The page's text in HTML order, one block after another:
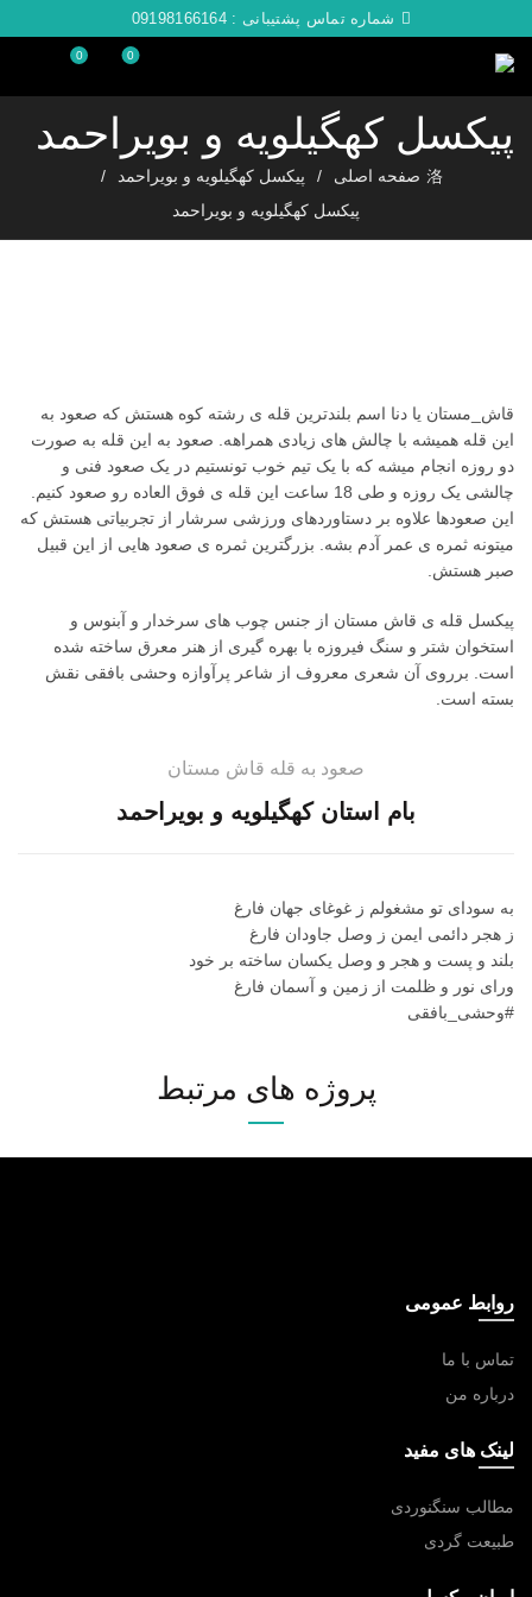
شماره تماس پشتیبانی : 09198166164
0
0
پیکسل کهگیلویه و بویراحمد
صفحه اصلی
پیکسل کهگیلویه و بویراحمد
پیکسل کهگیلویه و بویراحمد
قاش_مستان یا دنا اسم بلندترین قله ی رشته کوه هستش که صعود به
این قله همیشه با چالش های زیادی همراهه. صعود به این قله به صورت
دو روزه انجام میشه که با یک تیم خوب تونستیم در یک صعود فنی و
چالشی یک روزه و طی 18 ساعت این قله ی فوق العاده رو صعود کنیم.
این صعودها علاوه بر دستاوردهای ورزشی سرشار از تجربیاتی هستش که
میتونه ثمره ی عمر آدم بشه. بزرگترین ثمره ی صعود هایی از این قبیل
صبر هستش.
پیکسل قله ی قاش مستان از جنس چوب های سرخدار و آبنوس و
استخوان شتر و سنگ فیروزه با بهره گیری از هنر معرق ساخته شده
است. برروی آن شعری معروف از شاعر پرآوازه وحشی بافقی نقش
بسته است.
صعود به قله قاش مستان
بام استان کهگیلویه و بویراحمد
به سودای تو مشغولم ز غوغای جهان فارغ
ز هجر دائمی ایمن ز وصل جاودان فارغ
بلند و پست و هجر و وصل یکسان ساخته بر خود
ورای نور و ظلمت از زمین و آسمان فارغ
#وحشی_بافقی
پروژه های مرتبط
روابط عمومی
تماس با ما
درباره من
لینک های مفید
مطالب سنگنوردی
طبیعت گردی